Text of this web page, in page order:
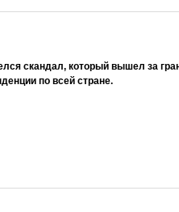
скандал, который вышел за
по всей стране.